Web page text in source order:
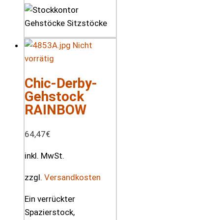
Nicht
vorrätig
Chic-Derby-
Gehstock
RAINBOW
64,47€
inkl. MwSt.
zzgl. Versandkosten
Ein verrückter
Spazierstock,